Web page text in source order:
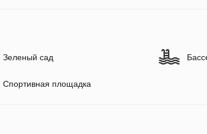
Зеленый сад
Спортивная площадка